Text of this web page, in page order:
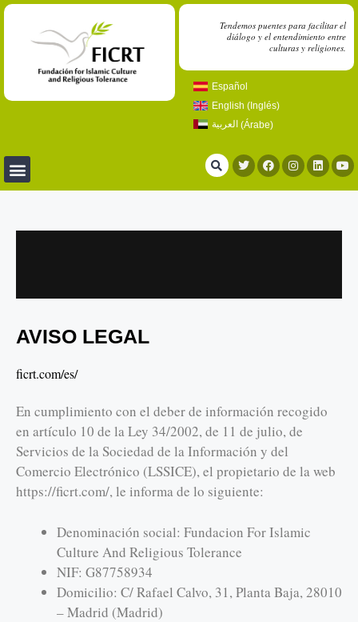
Tendemos puentes para facilitar el
diálogo y el entendimiento entre
culturas y religiones.
Español
English (Inglés)
العربية (Árabe)
AVISO LEGAL
ficrt.com/es/
En cumplimiento con el deber de información recogido
en artículo 10 de la Ley 34/2002, de 11 de julio, de
Servicios de la Sociedad de la Información y del
Comercio Electrónico (LSSICE), el propietario de la web
https://ficrt.com/, le informa de lo siguiente:
Denominación social: Fundacion For Islamic
Culture And Religious Tolerance
NIF: G87758934
Domicilio: C/ Rafael Calvo, 31, Planta Baja, 28010
– Madrid (Madrid)